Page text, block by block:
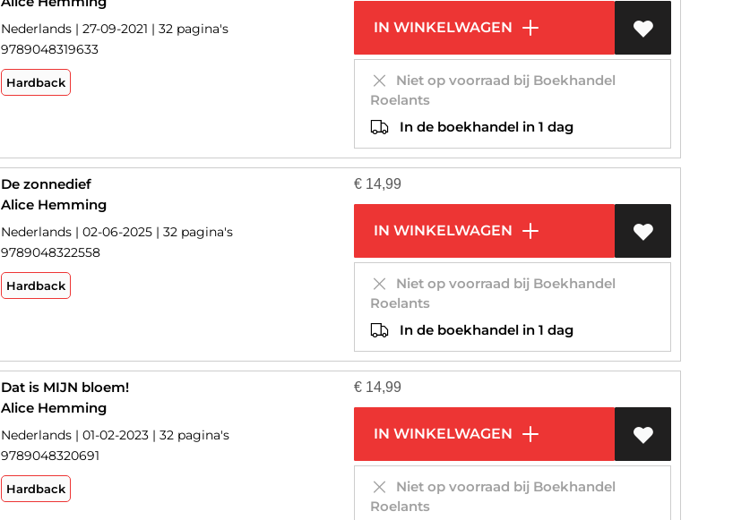
Nederlands | 27-09-2021 | 32 pagina's
9789048319633
Hardback
IN WINKELWAGEN
Niet op voorraad bij Boekhandel
Roelants
In de boekhandel in 1 dag
De zonnedief
Alice Hemming
Nederlands | 02-06-2025 | 32 pagina's
9789048322558
Hardback
€ 14,99
IN WINKELWAGEN
Niet op voorraad bij Boekhandel
Roelants
In de boekhandel in 1 dag
Dat is MIJN bloem!
Alice Hemming
Nederlands | 01-02-2023 | 32 pagina's
9789048320691
Hardback
€ 14,99
IN WINKELWAGEN
Niet op voorraad bij Boekhandel
Roelants